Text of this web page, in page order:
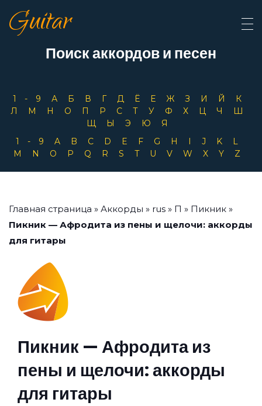
Guitar
Поиск аккордов и песен
1-9 А Б В Г Д Ё Е Ж З И Й
К
Л
М Н О П Р С Т У Ф Х Ц Ч
Ш
Щ
Ы Э Ю
Я
1-9
A B C D E F G H I J K
L
M
N O P Q R S T U V W X Y Z
Главная страница » Аккорды » rus » П » Пикник »
Пикник — Афродита из пены и щелочи: аккорды
для гитары
Пикник — Афродита из
пены и щелочи: аккорды
для гитары